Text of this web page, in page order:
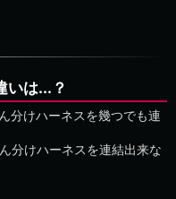
いは...？
分けハーネスを幾つでも連
分けハーネスを連結出来な